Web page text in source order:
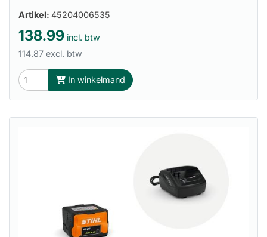
Artikel: 45204006535
138.99 incl. btw
114.87 excl. btw
In winkelmand